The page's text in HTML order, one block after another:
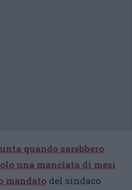
quando sarebbero
una manciata di mesi
mandato del sindaco